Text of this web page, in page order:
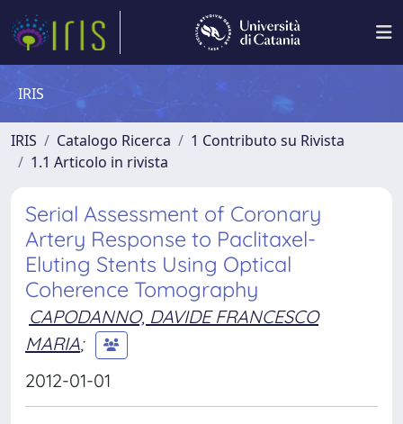
IRIS
IRIS Catalogo Ricerca
1 Contributo su Rivista
1.1 Articolo in rivista
Serial Assessment of Coronary
Artery Response to Paclitaxel-
Eluting Stents Using Optical
Coherence Tomography
CAPODANNO, DAVIDE FRANCESCO
MARIA;
2012-01-01